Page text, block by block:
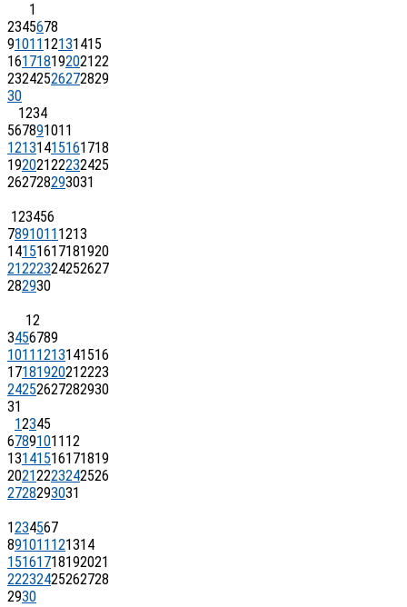
1
2345678
91011 12131415
16171819202122
23242526272829
30
1234
567891011
12131415161718
19202122232425
262728293031
123456
7891011 1213
14151617181920
21222324252627
282930
12
3456789
1011 1213141516
17181920212223
24252627282930
31
12345
67891011 12
13141516171819
20212223242526
2728293031
1234567
891011 121314
15161718192021
22232425262728
2930